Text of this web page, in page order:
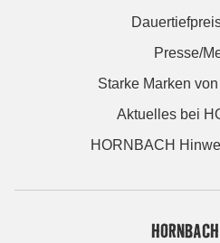
Presse/
Starke Marken
Aktuelles bei
HORNBACH